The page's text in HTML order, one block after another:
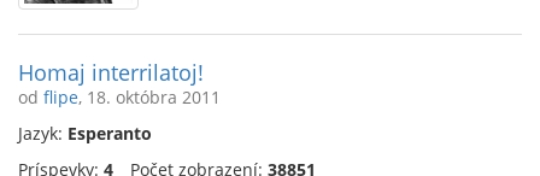
Homaj interrilatoj!
od flipe, 18. októbra 2011
Jazyk: Esperanto
Príspevky: 4 Počet zobrazení: 38851